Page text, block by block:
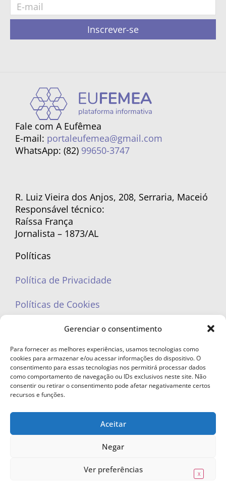
Gerenciar o consentimento
Para fornecer as melhores experiências, usamos tecnologias como
cookies para armazenar e/ou acessar informações do dispositivo. O
consentimento para essas tecnologias nos permitirá processar dados
como comportamento de navegação ou IDs exclusivos neste site. Não
consentir ou retirar o consentimento pode afetar negativamente certos
recursos e funções.
Aceitar
Negar
Ver preferências
Inscrever-se
Fale com A Eufêmea
E-mail: portaleufemea@gmail.com
WhatsApp: (82) 99650-3747
R. Luiz Vieira dos Anjos, 208, Serraria, Maceió
Responsável técnico:
Raíssa França
Jornalista – 1873/AL
Políticas
Política de Privacidade
Políticas de Cookies
portaleufemea@gmail.com
© Copyright 2023 - Todos os direitos reservados. Proibida cópia total ou
parcial sem autorização.
X